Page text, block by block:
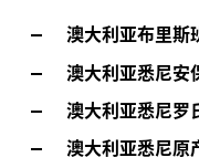
澳大利亚布里斯
澳大利亚悉尼安
澳大利亚悉尼罗
澳大利亚悉尼原